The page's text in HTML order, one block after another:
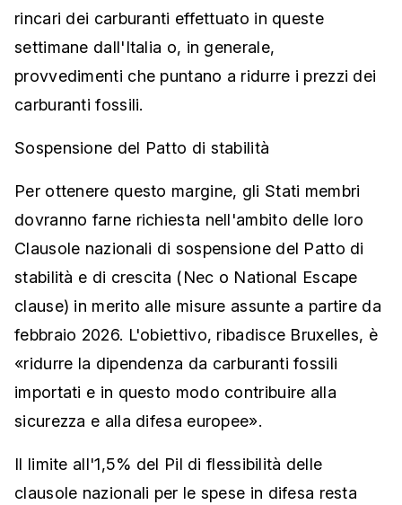
rincari dei carburanti effettuato in queste
settimane dall'Italia o, in generale,
provvedimenti che puntano a ridurre i prezzi dei
carburanti fossili.
Sospensione del Patto di stabilità
Per ottenere questo margine, gli Stati membri
dovranno farne richiesta nell'ambito delle loro
Clausole nazionali di sospensione del Patto di
stabilità e di crescita (Nec o National Escape
clause) in merito alle misure assunte a partire da
febbraio 2026. L'obiettivo, ribadisce Bruxelles, è
«ridurre la dipendenza da carburanti fossili
importati e in questo modo contribuire alla
sicurezza e alla difesa europee».
Il limite all'1,5% del Pil di flessibilità delle
clausole nazionali per le spese in difesa resta